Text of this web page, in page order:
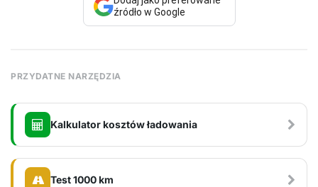
źródło w Google
PRZYDATNE NARZĘDZIA
Kalkulator kosztów ładowania
Test 1000 km